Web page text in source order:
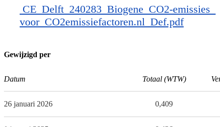
CE_Delft_240283_Biogene_CO2-emissies_
voor_CO2emissiefactoren.nl_Def.pdf
Gewijzigd per
Datum Totaal (WTW)
26 januari 2026 0,409